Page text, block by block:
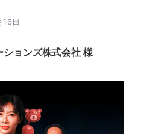
日
ョンズ株式会社 様